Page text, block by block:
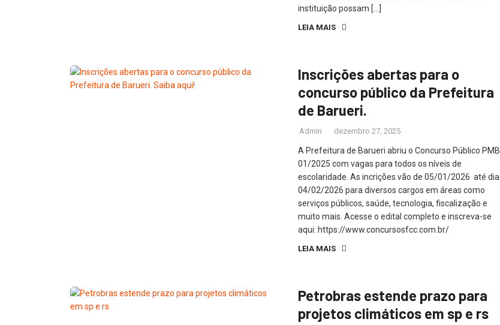
instituição possam […]
LEIA MAIS
Inscrições abertas para o
concurso público da Prefeitura
de Barueri.
Admin dezembro 27, 2025
A Prefeitura de Barueri abriu o Concurso Público PMB
01/2025 com vagas para todos os níveis de
escolaridade. As incrições vão de 05/01/2026 até dia
04/02/2026 para diversos cargos em áreas como
serviços públicos, saúde, tecnologia, fiscalização e
muito mais. Acesse o edital completo e inscreva-se
aqui: https://www.concursosfcc.com.br/
LEIA MAIS
Petrobras estende prazo para
projetos climáticos em sp e rs